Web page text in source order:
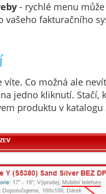
- rychlé menu
vašeho fakturačního
Co možná ale
jedno kliknutí. Stačí,
produktu v